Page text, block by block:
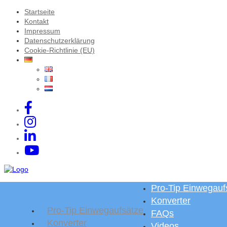
Startseite
Kontakt
Impressum
Datenschutzerklärung
Cookie-Richtlinie (EU)
Pro-Tip Einwegaufsätze
Konverter
Pro-Tip
Konverter
FAQs